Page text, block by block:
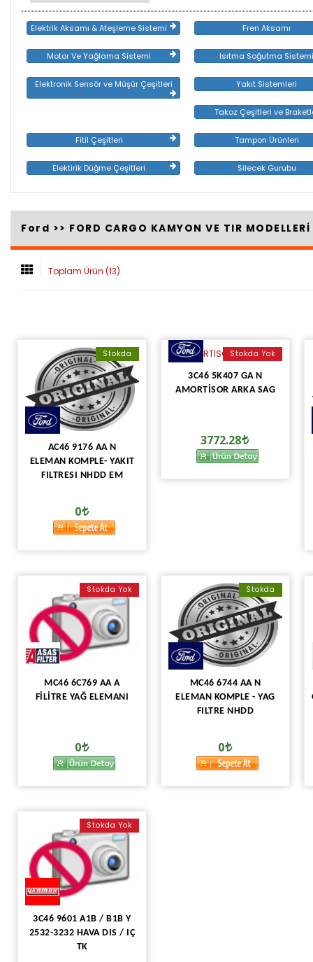
Elektrik Aksamı & Ateşleme Sistemi Fren Aksamı
Motor Ve Yağlama Sistemi Isıtma Soğutma
Elektronik Sensör ve Müşür Çeşitleri Yakıt Sistemleri
Takoz Çeşitleri ve
Fitil Çeşitleri Tampon Ürünleri
Elektirik Düğme Çeşitleri Silecek Gurubu
Ford >> FORD CARGO KAMYON VE TIR MODELLERİ
Toplam Ürün (13)
Stokda
AC46 9176 AA N
ELEMAN KOMPLE- YAKIT
FILTRESI NHDD EM
0
Stokda Yok
3C46 5K407 GA N
AMORTİSOR ARKA SAG
3772.28
Stokda Yok
MC46 6C769 AA A
FİLİTRE YAĞ ELEMANI
0
Stokda
MC46 6744 AA N
ELEMAN KOMPLE - YAG
FILTRE NHDD
0
Stokda Yok
3C46 9601 A1B / B1B Y
2532-3232 HAVA DIS / IÇ
TK